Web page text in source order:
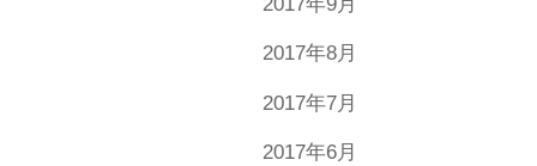
2017年8月
2017年7月
2017年6月